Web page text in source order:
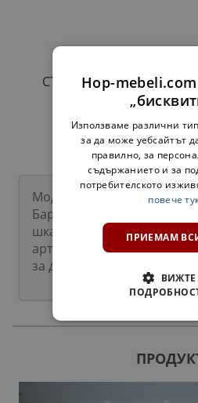
СТЕННА ЗАКАЧАЛКА ЗА
Модулна система за
Барселона предлага
шкафове. В модерна
артисан и бяло. С
за да имате място за всичко!
Hop-
Използваме различни
за да може уебсайтът
правилно, за
съдържанието и за
потребителското
повече
ПРИЕМАМ
ВИЖТЕ